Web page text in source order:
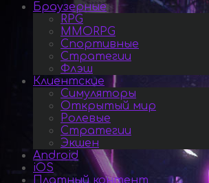
Браузерные
RPG
MMORPG
Спортивные
Стратегии
Флэш
Клиентские
Симуляторы
Открытый мир
Ролевые
Стратегии
Экшен
Android
iOS
Платный контент